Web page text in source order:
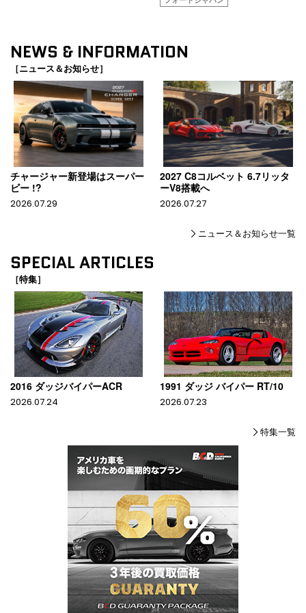
NEWS & INFORMATION
［ニュース＆お知らせ］
チャージャー新登場はスーパー
ビー !?
2026.07.29
2027 C8コルベット 6.7リッタ
ーV8搭載へ
2026.07.27
ニュース＆お知らせ一覧
SPECIAL ARTICLES
［特集］
2016 ダッジバイパーACR
2026.07.24
1991 ダッジ バイパー RT/10
2026.07.23
特集一覧